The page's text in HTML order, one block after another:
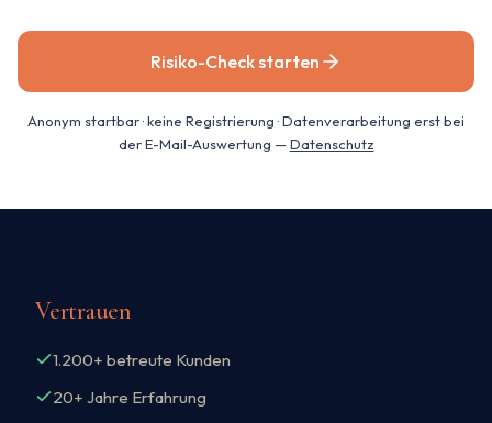
Risiko-Check starten
Anonym startbar · keine Registrierung · Datenverarbeitung erst bei
der E-Mail-Auswertung — Datenschutz
Vertrauen
1.200+ betreute Kunden
20+ Jahre Erfahrung